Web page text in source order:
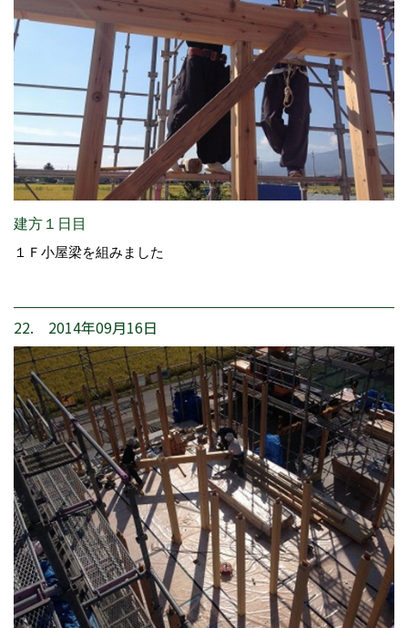
建方１日目
１Ｆ小屋梁を組みました
22. 2014年09月16日